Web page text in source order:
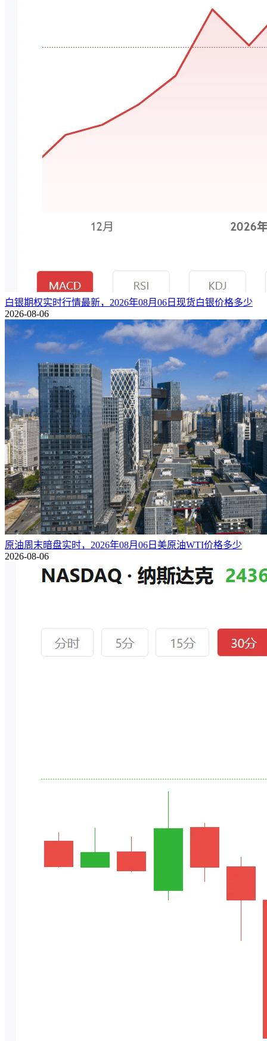
白银期权实时行情最新，2026年08月06日现货白银价格多少
2026-08-06
原油周末暗盘实时，2026年08月06日美原油WTI价格多少
2026-08-06